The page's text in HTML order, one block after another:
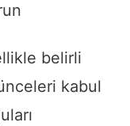
belirli
kabul